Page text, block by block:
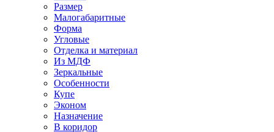
Размер
Малогабаритные
Форма
Угловые
Отделка и материал
Из МДФ
Зеркальные
Особенности
Купе
Эконом
Назначение
В коридор